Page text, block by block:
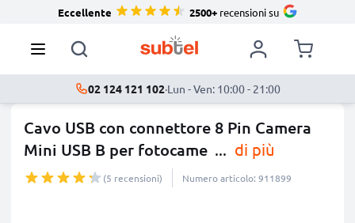
Eccellente 2500+recensioni su
02 124 121 102·Lun - Ven: 10:00 - 21:00
Cavo USB con connettore 8 Pin Camera
Mini USB B per fotocame ... di più
(5 recensioni) Numero articolo: 911899